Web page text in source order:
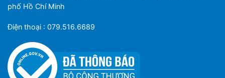
phố Hồ Chí Minh
Điện thoại : 079.516.6689